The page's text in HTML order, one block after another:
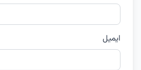
ایمیل